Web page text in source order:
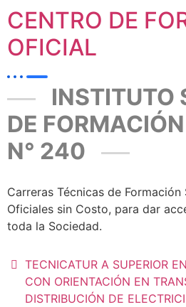
CENTRO DE
OFICIAL
INSTITUTO
DE
N° 240
Carreras Técnicas de
Oficiales sin Costo, para dar
toda la Sociedad.
TECNICATUR A SUPERIOR
CON ORIENTACIÓN EN
DISTRIBUCIÓN DE